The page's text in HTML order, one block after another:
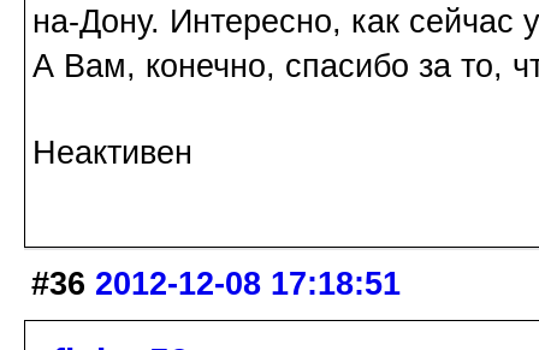
на-Дону. Интересно, как сейчас
А Вам, конечно, спасибо за то,
Неактивен
#36 2012-12-08 17:18:51